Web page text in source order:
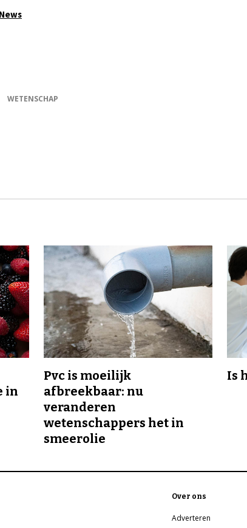
WETENSCHAP
in
Pvc is moeilijk
afbreekbaar: nu
veranderen
wetenschappers het in
smeerolie
Is
Over ons
Adverteren